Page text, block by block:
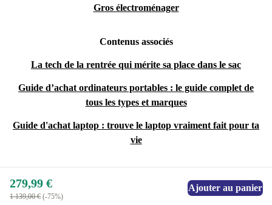
Gros électroménager
Contenus associés
La tech de la rentrée qui mérite sa place dans le sac
Guide d’achat ordinateurs portables : le guide complet de
tous les types et marques
Guide d'achat laptop : trouve le laptop vraiment fait pour ta
vie
279,99 €
1 139,00 € (-75%)
Ajouter au panier